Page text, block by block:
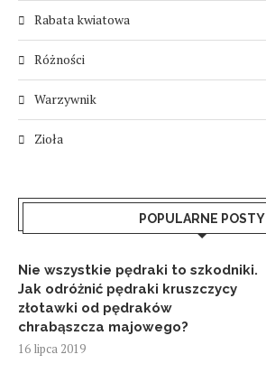
Rabata kwiatowa
Różności
Warzywnik
Zioła
POPULARNE POSTY
Nie wszystkie pędraki to szkodniki.
Jak odróżnić pędraki kruszczycy
złotawki od pędraków
chrabąszcza majowego?
16 lipca 2019